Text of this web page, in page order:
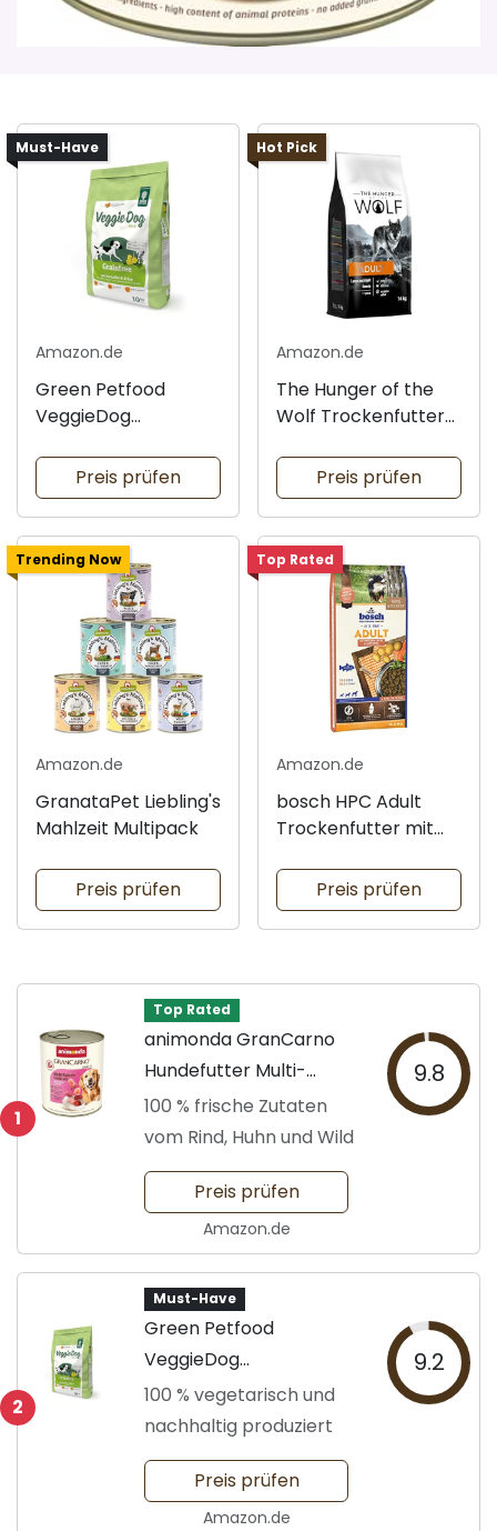
Must-Have
Amazon.de
Green Petfood
VeggieDog
HundePreis prüfen
Hot Pick
Amazon.de
The Hunger of the
Wolf Trockenfutter
Preis prüfen
Trending Now
Amazon.de
GranataPet Liebling's
Mahlzeit Multipack
Preis prüfen
Top Rated
Amazon.de
bosch HPC Adult
Trockenfutter mit
Preis prüfen
1
Top Rated
animonda GranCarno
Hundefutter Multi-
Fleischcocktail
100 % frische Zutaten
vom Rind, Huhn und Wild
9.8
Preis prüfen
Amazon.de
2
Must-Have
Green Petfood
VeggieDog
Trockenfutter für Hunde
100 % vegetarisch und
nachhaltig produziert
9.2
Preis prüfen
Amazon.de